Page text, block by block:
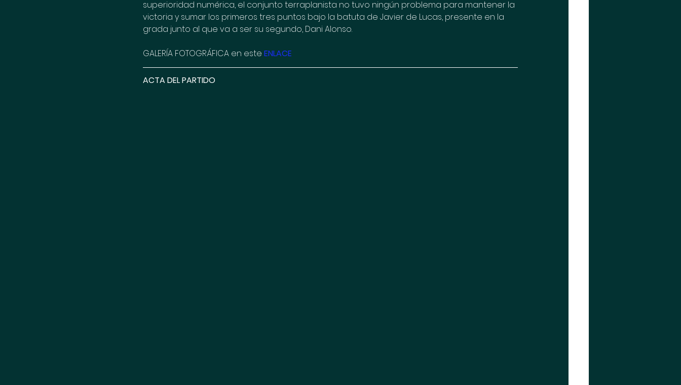
superioridad numérica, el conjunto terraplanista no tuvo ningún problema para mantener la
victoria y sumar los primeros tres puntos bajo la batuta de Javier de Lucas, presente en la
grada junto al que va a ser su segundo, Dani Alonso.
GALERÍA FOTOGRÁFICA en este ENLACE
ACTA DEL PARTIDO